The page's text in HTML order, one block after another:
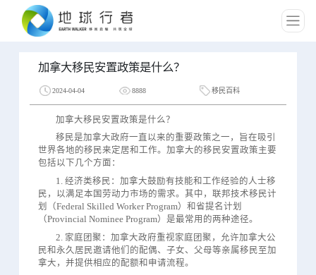
加拿大移民安置政策是什么？
2024-04-04 8888 移民百科
加拿大移民安置政策是什么？
移民是加拿大政府一直以来的重要政策之一，旨在吸引
世界各地的移民来定居和工作。加拿大的移民安置政策主要
包括以下几个方面：
1. 经济类移民：加拿大鼓励有技能和工作经验的人士移
民，以满足本国劳动力市场的需求。其中，联邦技术移民计
划（Federal Skilled Worker Program）和省提名计划
（Provincial Nominee Program）是最常用的两种途径。
2. 家庭团聚：加拿大政府重视家庭团聚，允许加拿大公
民和永久居民邀请他们的配偶、子女、父母等亲属移民至加
拿大，并提供相应的配额和申请流程。